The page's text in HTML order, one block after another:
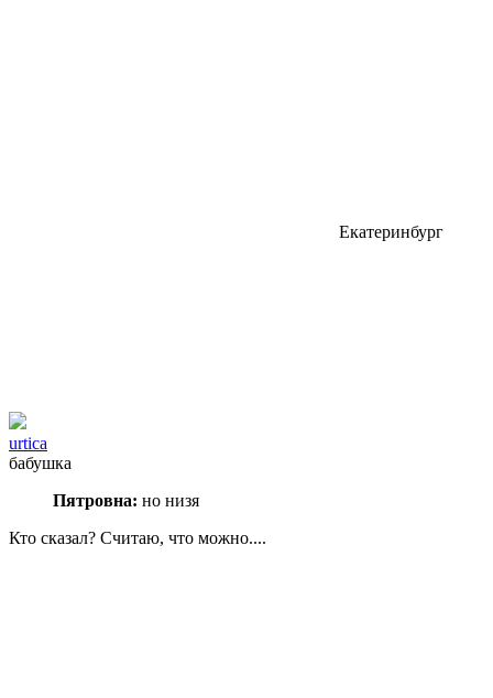
Екатеринбург
urtica
бабушка
Пятровна: но низя
Кто сказал? Считаю, что можно....